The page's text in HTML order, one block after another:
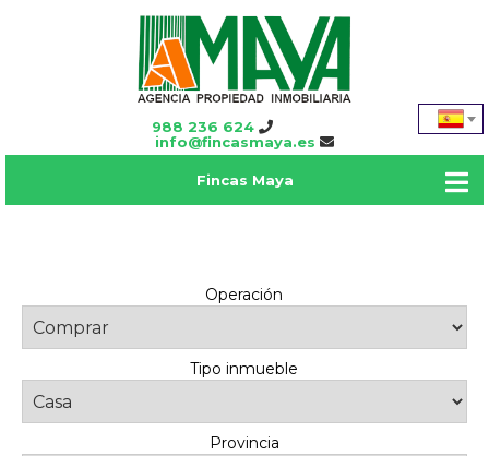
988 236 624
info@fincasmaya.es
Fincas Maya
Operación
Tipo inmueble
Provincia